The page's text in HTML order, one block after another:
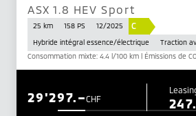
ASX 1.8 HEV Sport
25 km 158 PS 12/2025 C
Hybride intégral essence/électrique
Traction
Consommation mixte: 4.4 l/100 km | Émissions de
CHF
29'297.–